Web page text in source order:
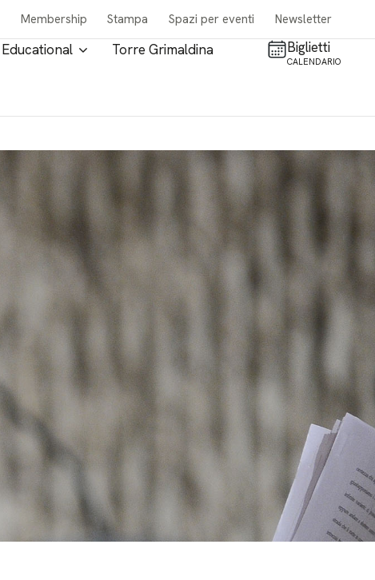
Membership Stampa Spazi per eventi Newsletter
Educational Torre Grimaldina Biglietti
CALENDARIO